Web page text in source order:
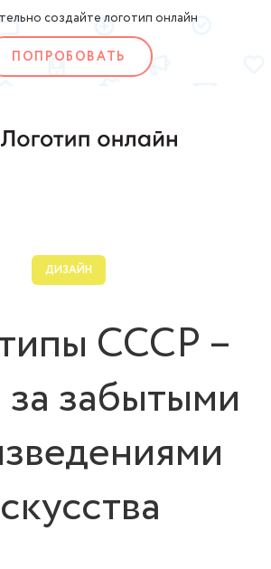
создайте логотип онлайн
ПОПРОБОВАТЬ
ДИЗАЙН
СССР –
за забытыми